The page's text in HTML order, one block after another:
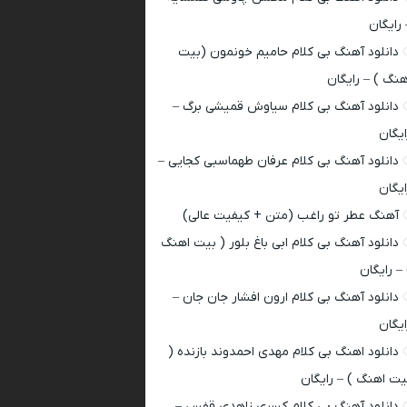
رایگان
دانلود آهنگ بی کلام حامیم خونمون (بیت
) – رایگان
دانلود آهنگ بی کلام سیاوش قمیشی برگ –
دانلود آهنگ بی کلام عرفان طهماسبی کجایی –
آهنگ عطر تو راغب (متن + کیفیت عالی)
دانلود آهنگ بی کلام ابی باغ بلور ( بیت اهنگ
– رایگان
دانلود آهنگ بی کلام ارون افشار جان جان –
دانلود اهنگ بی کلام مهدی احمدوند بازنده (
اهنگ ) – رایگان